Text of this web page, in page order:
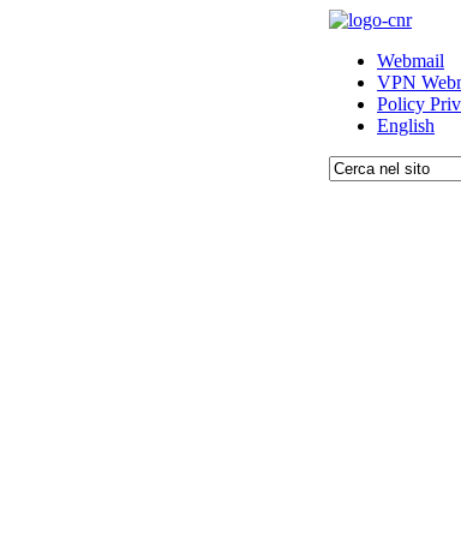
Webmail
VPN
Policy
English